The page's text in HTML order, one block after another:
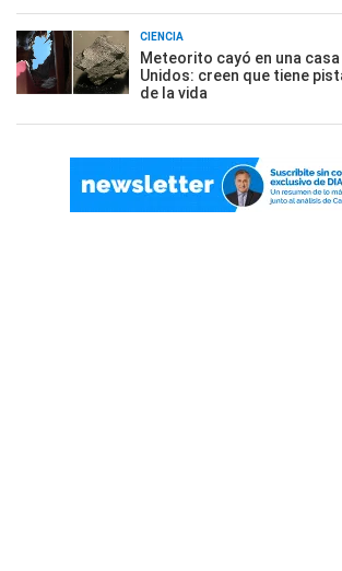
CIENCIA
Meteorito cayó en una
Unidos: creen que tiene
de la vida